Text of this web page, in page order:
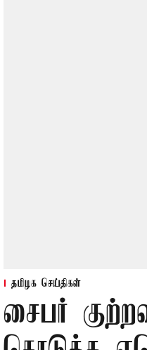
தமிழக செய்திகள்
சைபர்